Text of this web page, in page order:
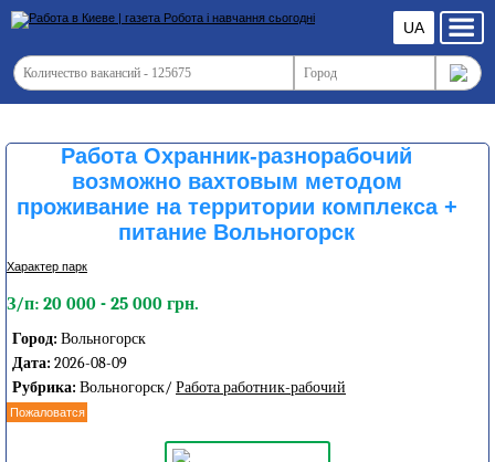
UA
Работа Охранник-разнорабочий
возможно вахтовым методом
проживание на территории комплекса +
питание Вольногорск
Характер парк
З/п: 20 000 - 25 000 грн.
Город: Вольногорск
Дата: 2026-08-09
Рубрика: Вольногорск/ Работа работник-рабочий
Пожаловатся